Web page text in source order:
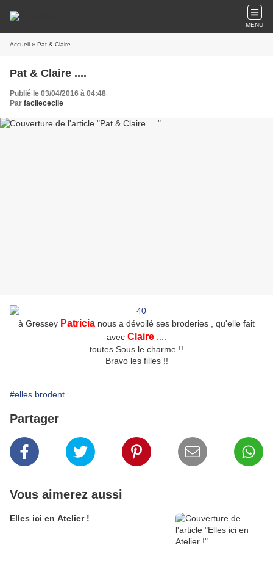
MENU
Accueil » Pat & Claire ....
Pat & Claire ....
Publié le 03/04/2016 à 04:48
Par facilececile
à Gressey Patricia nous a dévoilé ses broderies , qu'elle fait
avec Claire
toutes Sous le charme !!
Bravo les filles !!
#elles brodent...
Partager
Vous aimerez aussi
Elles ici en Atelier !